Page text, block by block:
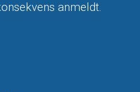
anmeldt.